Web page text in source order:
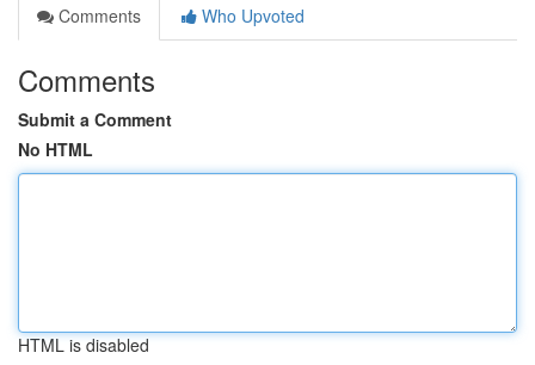
Comments
Who Upvoted
Comments
Submit a Comment
No HTML
HTML is disabled